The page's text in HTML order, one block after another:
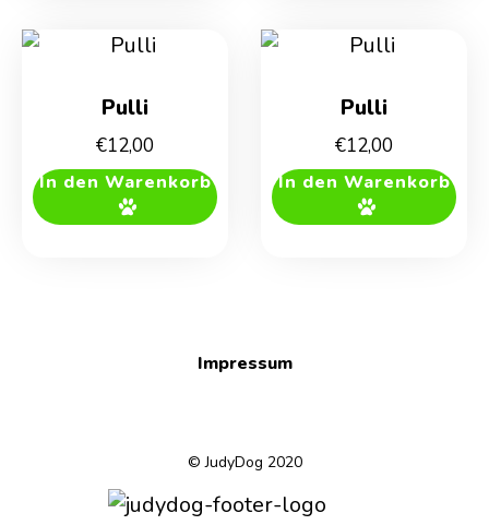
Pulli
€12,00
In den Warenkorb
Pulli
€12,00
In den Warenkorb
Impressum
© JudyDog 2020